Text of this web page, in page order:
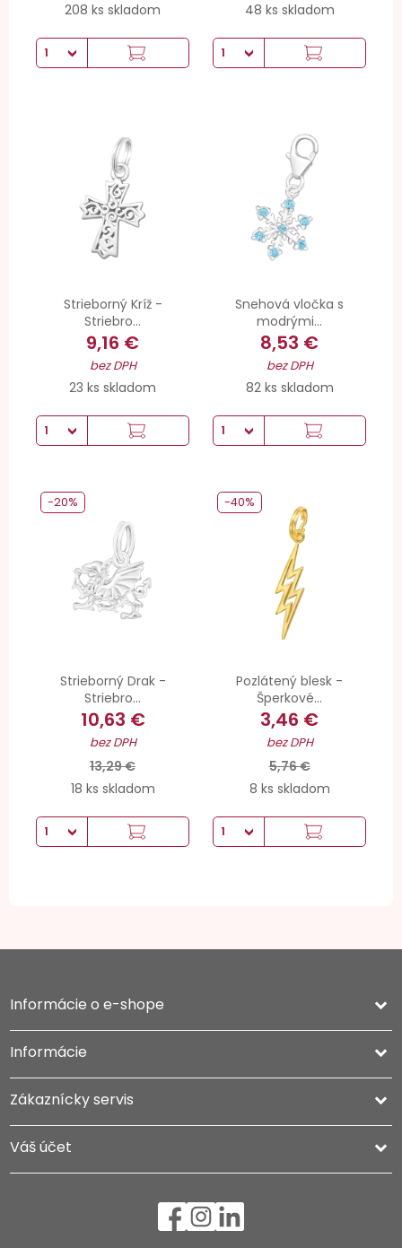
208 ks skladom 48 ks skladom
Strieborný Kríž -
Striebro...
9,16 €
bez DPH
23 ks skladom
Snehová vločka s
modrými...
8,53 €
bez DPH
82 ks skladom
Strieborný Drak -
Striebro...
10,63 €
bez DPH
13,29 €
18 ks skladom
-20%
Pozlátený blesk -
Šperkové...
3,46 €
bez DPH
5,76 €
8 ks skladom
-40%
Informácie o e-shope keyboard_arrow_down
Informácie 
Zákaznícky servis 
Váš účet 